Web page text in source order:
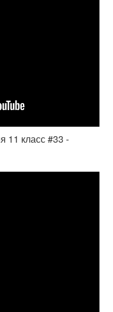
11 класс #33 -